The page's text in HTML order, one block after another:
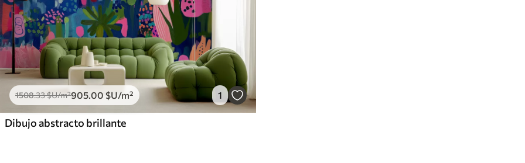
1508.33$U/m²905 .00 $U/m² 1
Dibujo abstracto brillante